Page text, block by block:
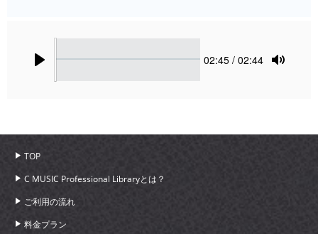
Current
02:45 / 02:44
TOP
C MUSIC Professional Libraryとは？
ご利用の流れ
料金プラン